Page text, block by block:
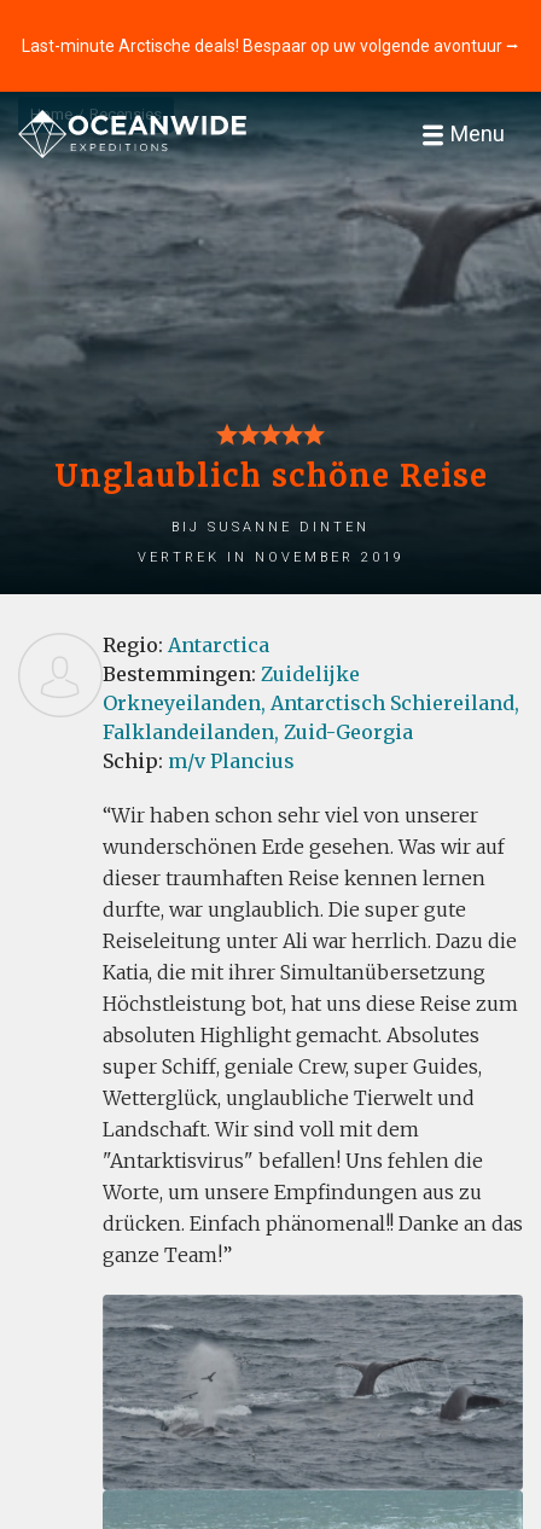
Last-minute Arctische deals! Bespaar op uw volgende avontuur ⭢
Menu
Home Recensies
Unglaublich schöne Reise
bij Susanne Dinten
Vertrek in November 2019
Regio: Antarctica
Bestemmingen: Zuidelijke
Orkneyeilanden, Antarctisch Schiereiland,
Falklandeilanden, Zuid-Georgia
Schip: m/v Plancius
Wir haben schon sehr viel von unserer
wunderschönen Erde gesehen. Was wir auf
dieser traumhaften Reise kennen lernen
durfte, war unglaublich. Die super gute
Reiseleitung unter Ali war herrlich. Dazu die
Katia, die mit ihrer Simultanübersetzung
Höchstleistung bot, hat uns diese Reise zum
absoluten Highlight gemacht. Absolutes
super Schiff, geniale Crew, super Guides,
Wetterglück, unglaubliche Tierwelt und
Landschaft. Wir sind voll mit dem
"Antarktisvirus" befallen! Uns fehlen die
Worte, um unsere Empfindungen aus zu
drücken. Einfach phänomenal!! Danke an das
ganze Team!